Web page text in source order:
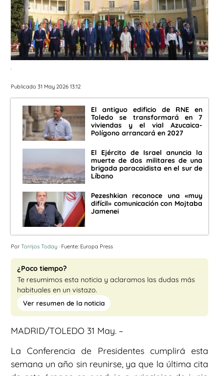
.
Publicado 31 May 2026 13:12
El antiguo edificio de RNE en
Toledo se transformará en 7
viviendas y el vial Azucaica-
Polígono arrancará en 2027
El Ejército de Israel anuncia la
muerte de dos militares de una
brigada paracaidista en el sur de
Líbano
Pezeshkian reconoce una «muy
difícil» comunicación con Mojtaba
Jamenei
Por Torrijos Today · Fuente: Europa Press
¿Poco tiempo?
Te resumimos esta noticia y aclaramos las dudas más
habituales en un vistazo.
Ver resumen de la noticia
MADRID/TOLEDO 31 May. –
La Conferencia de Presidentes cumplirá esta
semana un año sin reunirse, ya que la última cita